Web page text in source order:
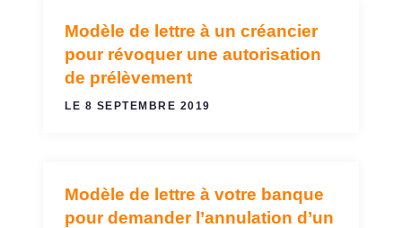
VIREMENTS ET PRÉLÈVEMENTS
Modèle de lettre à un créancier
pour révoquer une autorisation
de prélèvement
LE 8 SEPTEMBRE 2019
VIREMENTS ET PRÉLÈVEMENTS
Modèle de lettre à votre banque
pour demander l’annulation d’un